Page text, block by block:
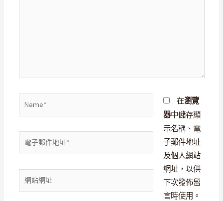
Name*
電
件
地
網
在瀏覽
器中儲存顯
示名稱、電
子郵件地址
及個人網站
網址，以供
下次發佈留
言時使用。